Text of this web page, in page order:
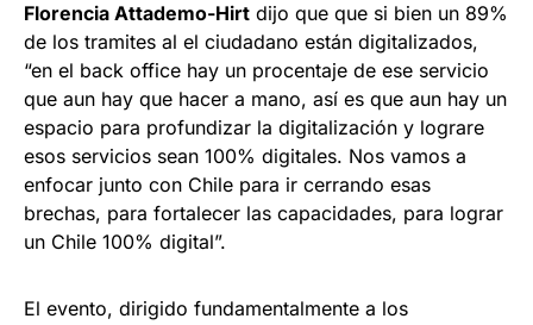
Florencia Attademo-Hirt dijo que que si bien un 89%
de los tramites al el ciudadano están digitalizados,
“en el back office hay un procentaje de ese servicio
que aun hay que hacer a mano, así es que aun hay un
espacio para profundizar la digitalización y lograre
esos servicios sean 100% digitales. Nos vamos a
enfocar junto con Chile para ir cerrando esas
brechas, para fortalecer las capacidades, para lograr
un Chile 100% digital”.
El evento, dirigido fundamentalmente a los